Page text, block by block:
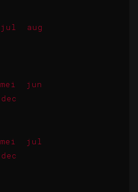
jul
aug
mei
jun
dec
mei
jul
dec